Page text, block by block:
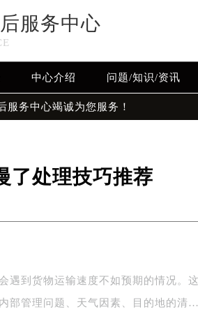
服务中心
中心介绍 问题/知识/资讯
服务中心竭诚为您服务！
了处理技巧推荐
遇到货物运输速度不如预期的情况。
部管理问题、天气因素、目的地的清